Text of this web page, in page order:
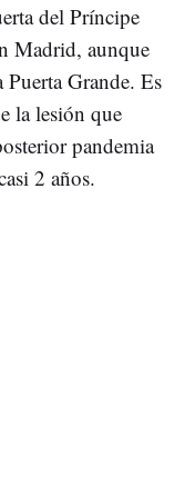
del Príncipe
Madrid, aunque
Grande. Es
la lesión que
pandemia
2 años.